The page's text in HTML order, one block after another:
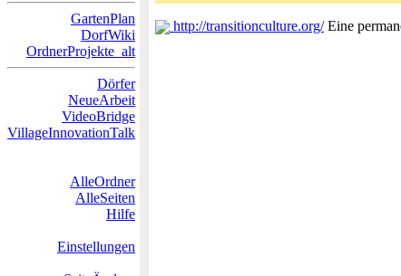
GartenPlan
DorfWiki
OrdnerProjekte_alt
Dörfer
NeueArbeit
VideoBridge
VillageInnovationTalk
AlleOrdner
AlleSeiten
Hilfe
Einstellungen
http://transitionculture.org/Eine